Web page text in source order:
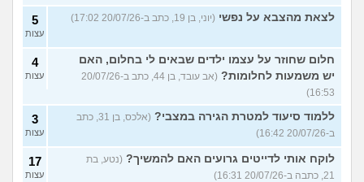
לצאת מהצבא על נפשי (יוני, בן 19, כתב ב-20/07/26 17:02) 5
עצות
חלום שחוזר על עצמו ילדים שבאים לי בחלום, האם
יש משמעות לחלומות?
(אב עובד, בן 44, כתב ב-20/07/26
16:53)
4
עצות
ללמוד סיעוד למטרת הגירה במצבי?
(אלכס, בן 31, כתב
ב-20/07/26 16:42)
3
עצות
לוקח אותי לדייטים גרועים האם להמשיך? (נטע, בת
21, כתבה ב-20/07/26 16:31)
17
עצות